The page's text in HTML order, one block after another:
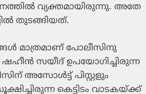
വ്യക്തമായിരുന്നു. അതേ
തുടങ്ങിയത്.
മാത്രമാണ് പോലീസിനു
ഷഹീന്‍ സയീദ് ഉപയോഗിച്ചിരുന്ന
അസോള്‍ട്ട് പിസ്റ്റളും
കെട്ടിടം വാടകയ്ക്ക്